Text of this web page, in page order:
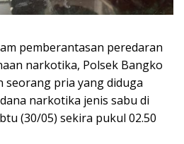
pemberantasan peredaran
narkotika, Polsek Bangko
seorang pria yang diduga
narkotika jenis sabu di
(30/05) sekira pukul 02.50